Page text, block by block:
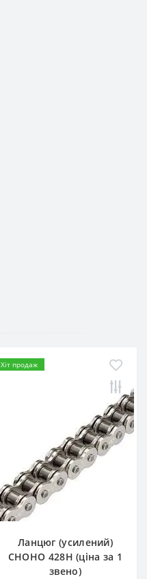
Хіт продаж
Ланцюг (усилений)
СHOHO 428H (ціна за 1
звено)